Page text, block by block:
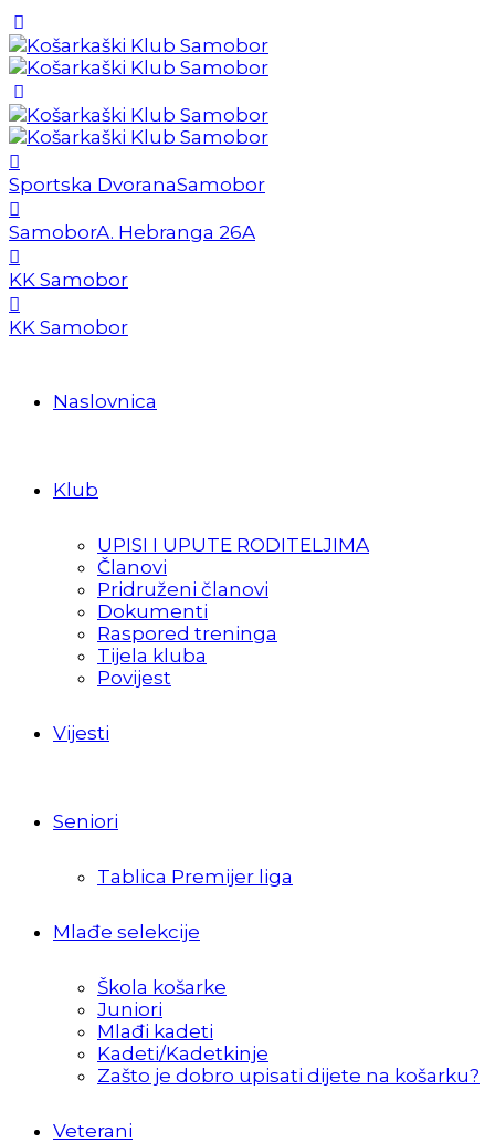
Sportska DvoranaSamobor
SamoborA. Hebranga 26A
KK Samobor
KK Samobor
Naslovnica
Klub
UPISI I UPUTE RODITELJIMA
Članovi
Pridruženi članovi
Dokumenti
Raspored treninga
Tijela kluba
Povijest
Vijesti
Seniori
Tablica Premijer liga
Mlađe selekcije
Škola košarke
Juniori
Mlađi kadeti
Kadeti/Kadetkinje
Zašto je dobro upisati dijete na košarku?
Veterani